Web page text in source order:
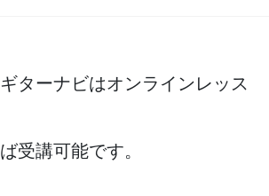
ターナビはオンラインレッス
受講可能です。